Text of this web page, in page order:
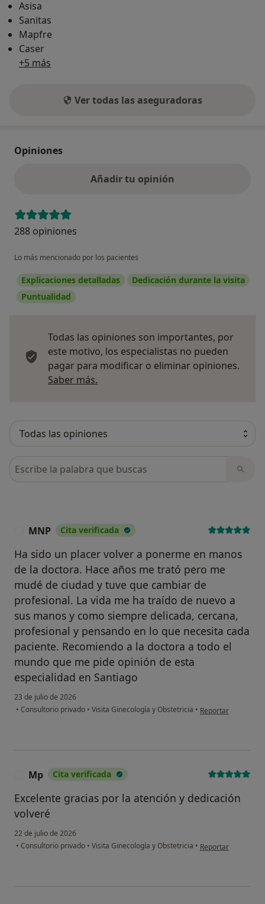
Asisa
Sanitas
Mapfre
Caser
+5 más
Ver todas las aseguradoras
Opiniones
Añadir tu opinión
288 opiniones
Lo más mencionado por los pacientes
Explicaciones detalladas
Dedicación durante la visita
Puntualidad
Todas las opiniones son importantes, por
este motivo, los especialistas no pueden
pagar para modificar o eliminar opiniones.
Saber más.
Busca en opiniones
MNP Cita verificada
Ha sido un placer volver a ponerme en manos
de la doctora. Hace años me trató pero me
mudé de ciudad y tuve que cambiar de
profesional. La vida me ha traído de nuevo a
sus manos y como siempre delicada, cercana,
profesional y pensando en lo que necesita cada
paciente. Recomiendo a la doctora a todo el
mundo que me pide opinión de esta
especialidad en Santiago
23 de julio de 2026
• Consultorio privado • Visita Ginecología y Obstetricia • en opinión del
Reportar
Mp Cita verificada
Excelente gracias por la atención y dedicación
volveré
22 de julio de 2026
• Consultorio privado • Visita Ginecología y Obstetricia • en opinión del
Reportar